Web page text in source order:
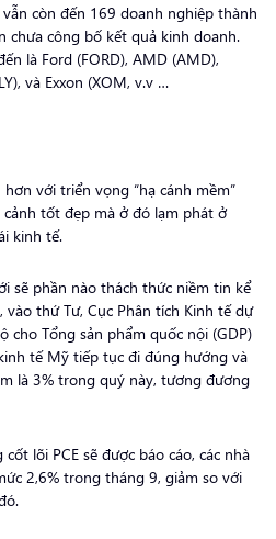
còn đến 169 doanh nghiệp thành
chưa công bố kết quả kinh doanh.
là Ford (FORD), AMD (AMD),
và Exxon (XOM, v.v …
với triển vọng “hạ cánh mềm”
tốt đẹp mà ở đó lạm phát ở
kinh tế.
sẽ phần nào thách thức niềm tin kể
thứ Tư, Cục Phân tích Kinh tế dự
cho Tổng sản phẩm quốc nội (GDP)
tế Mỹ tiếp tục đi đúng hướng và
là 3% trong quý này, tương đương
lõi PCE sẽ được báo cáo, các nhà
2,6% trong tháng 9, giảm so với